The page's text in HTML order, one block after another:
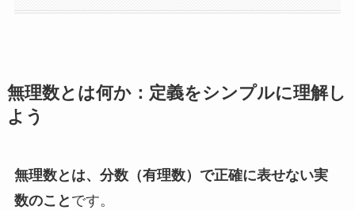
無理数とは何か：定義をシンプルに理解し
よう
無理数とは、分数（有理数）で正確に表せない実
数のこと です。